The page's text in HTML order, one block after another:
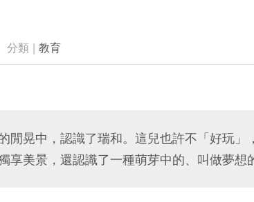
教育
閒晃中，認識了瑞和。這兒也許不「好玩
享美景，還認識了一種萌芽中的、叫做夢想